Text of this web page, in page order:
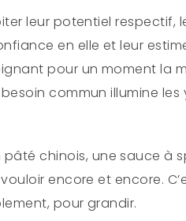
leur potentiel respectif,
en elle et leur
pour un moment la
commun illumine les
chinois, une sauce à
encore et encore.
pour grandir.